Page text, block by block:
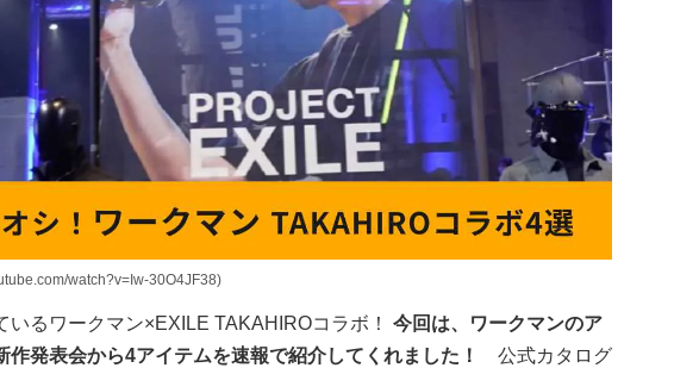
watch?v=Iw-30O4JF38)
いるワークマン×EXILE TAKAHIROコラボ！ 今回は、ワークマンのア
作発表会から4アイテムを速報で紹介してくれました！ 公式カタログ